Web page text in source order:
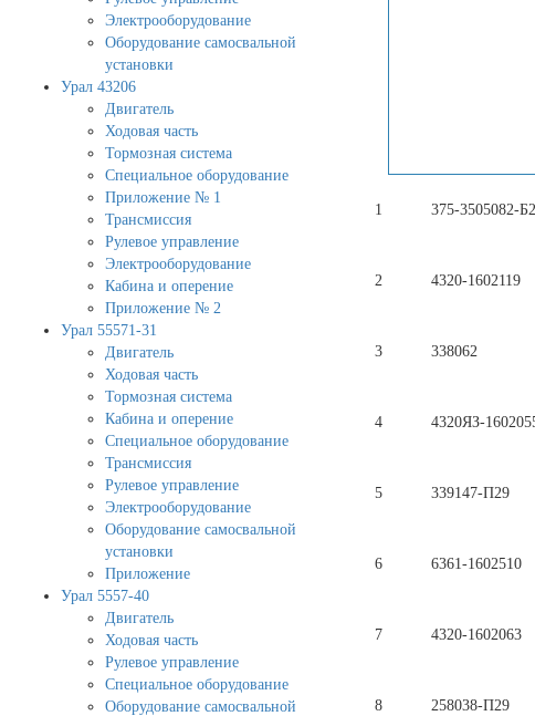
Электрооборудование
Оборудование самосвальной
установки
Урал 43206
Двигатель
Ходовая часть
Тормозная система
Специальное оборудование
Приложение № 1
Трансмиссия
Рулевое управление
Электрооборудование
Кабина и оперение
Приложение № 2
Урал 55571-31
Двигатель
Ходовая часть
Тормозная система
Кабина и оперение
Специальное оборудование
Трансмиссия
Рулевое управление
Электрооборудование
Оборудование самосвальной
установки
Приложение
Урал 5557-40
Двигатель
Ходовая часть
Рулевое управление
Специальное оборудование
Оборудование самосвальной
1 375-3505082-Б2
2 4320-1602119
3 338062
4 4320ЯЗ-
5 339147-П29
6 6361-1602510
7 4320-1602063
8 258038-П29